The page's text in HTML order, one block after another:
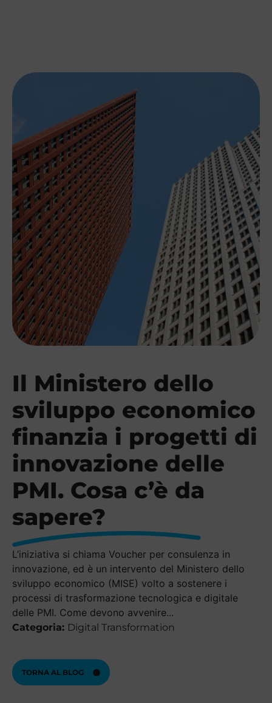
Il Ministero dello
sviluppo economico
finanzia i progetti di
innovazione delle
PMI. Cosa c’è da
sapere?
L’iniziativa si chiama Voucher per consulenza in
innovazione, ed è un intervento del Ministero dello
sviluppo economico (MISE) volto a sostenere i
processi di trasformazione tecnologica e digitale
delle PMI. Come devono avvenire...
Categoria: Digital Transformation
TORNA AL BLOG